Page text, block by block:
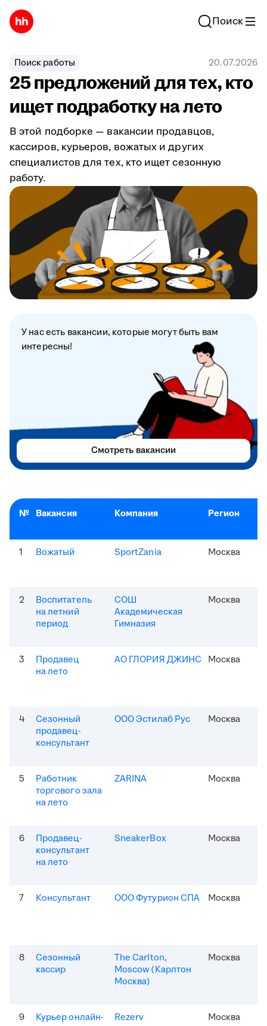
Поиск
Поиск работы 20.07.2026
25 предложений для тех, кто
ищет подработку на лето
В этой подборке — вакансии продавцов,
кассиров, курьеров, вожатых и других
специалистов для тех, кто ищет сезонную
работу.
№ Вакансия Компания Регион
1 Вожатый SportZania Москва
2
Воспитатель
на летний
период
СОШ
Академическая
Гимназия
Москва
3
Продавец
на лето
АО ГЛОРИЯ ДЖИНС Москва
4
Сезонный
продавец-
консультант
ООО Эстилаб Рус Москва
5
Работник
торгового зала
на лето
ZARINA Москва
6
Продавец-
консультант
на лето
SneakerBox Москва
7 Консультант ООО Футурион СПА Москва
8
Сезонный
кассир
The Carlton,
Moscow (Карлтон
Москва)
Москва
9
Курьер онлайн-
Rezerv Москва
У нас есть вакансии, которые могут быть вам
интересны!
Смотреть вакансии